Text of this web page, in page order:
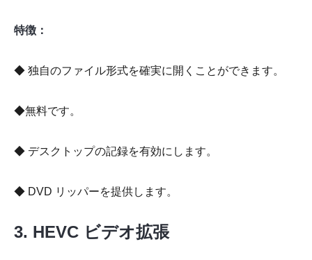
特徴：
◆ 独自のファイル形式を確実に開くことができます。
◆無料です。
◆ デスクトップの記録を有効にします。
◆ DVD リッパーを提供します。
3. HEVC ビデオ拡張